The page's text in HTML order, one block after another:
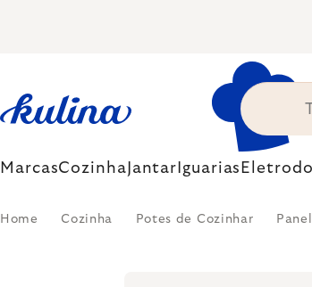
MarcasCozinha Jantar Iguarias
Home Cozinha Potes de Cozinhar